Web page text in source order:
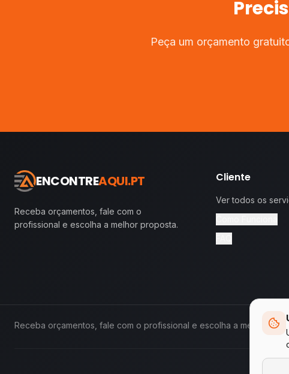
Peça um orçamento
ENCONTREAQUI.PT
Receba orçamentos, fale com o
profissional e escolha a melhor proposta.
Cliente
Ver todos os
Receba orçamentos, fale com o profissional e escolha a melhor